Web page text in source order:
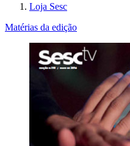
Loja Sesc
Matérias da edição